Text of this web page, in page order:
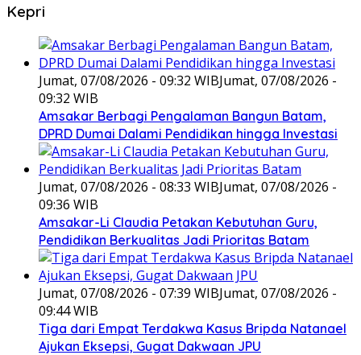
Kepri
Jumat, 07/08/2026 - 09:32 WIBJumat, 07/08/2026 -
09:32 WIB
Amsakar Berbagi Pengalaman Bangun Batam,
DPRD Dumai Dalami Pendidikan hingga Investasi
Jumat, 07/08/2026 - 08:33 WIBJumat, 07/08/2026 -
09:36 WIB
Amsakar-Li Claudia Petakan Kebutuhan Guru,
Pendidikan Berkualitas Jadi Prioritas Batam
Jumat, 07/08/2026 - 07:39 WIBJumat, 07/08/2026 -
09:44 WIB
Tiga dari Empat Terdakwa Kasus Bripda Natanael
Ajukan Eksepsi, Gugat Dakwaan JPU